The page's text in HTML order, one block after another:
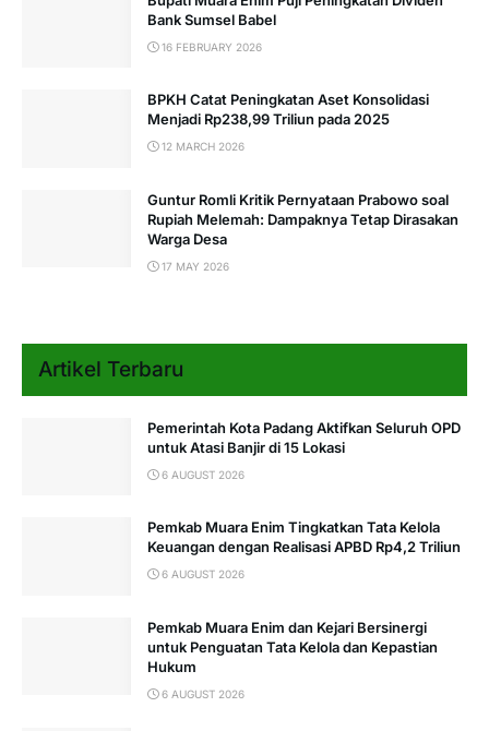
Bank Sumsel Babel
16 FEBRUARY 2026
BPKH Catat Peningkatan Aset Konsolidasi
Menjadi Rp238,99 Triliun pada 2025
12 MARCH 2026
Guntur Romli Kritik Pernyataan Prabowo soal
Rupiah Melemah: Dampaknya Tetap Dirasakan
Warga Desa
17 MAY 2026
Artikel Terbaru
Pemerintah Kota Padang Aktifkan Seluruh OPD
untuk Atasi Banjir di 15 Lokasi
6 AUGUST 2026
Pemkab Muara Enim Tingkatkan Tata Kelola
Keuangan dengan Realisasi APBD Rp4,2 Triliun
6 AUGUST 2026
Pemkab Muara Enim dan Kejari Bersinergi
untuk Penguatan Tata Kelola dan Kepastian
Hukum
6 AUGUST 2026